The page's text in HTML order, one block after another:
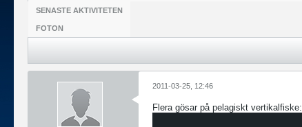
SENASTE AKTIVITETEN
FOTON
2011-03-25, 12:46
Flera gösar på pelagiskt vertikalfiske: